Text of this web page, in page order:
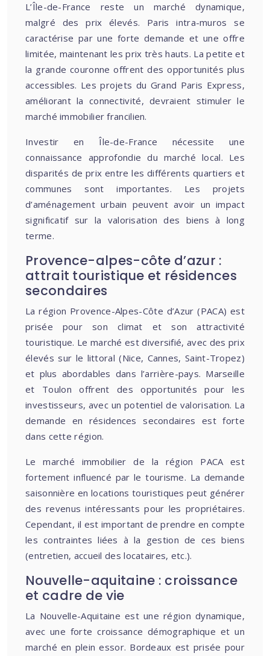
L’Île-de-France reste un marché dynamique,
malgré des prix élevés. Paris intra-muros se
caractérise par une forte demande et une offre
limitée, maintenant les prix très hauts. La petite et
la grande couronne offrent des opportunités plus
accessibles. Les projets du Grand Paris Express,
améliorant la connectivité, devraient stimuler le
marché immobilier francilien.
Investir en Île-de-France nécessite une
connaissance approfondie du marché local. Les
disparités de prix entre les différents quartiers et
communes sont importantes. Les projets
d’aménagement urbain peuvent avoir un impact
significatif sur la valorisation des biens à long
terme.
Provence-alpes-côte d’azur :
attrait touristique et résidences
secondaires
La région Provence-Alpes-Côte d’Azur (PACA) est
prisée pour son climat et son attractivité
touristique. Le marché est diversifié, avec des prix
élevés sur le littoral (Nice, Cannes, Saint-Tropez)
et plus abordables dans l’arrière-pays. Marseille
et Toulon offrent des opportunités pour les
investisseurs, avec un potentiel de valorisation. La
demande en résidences secondaires est forte
dans cette région.
Le marché immobilier de la région PACA est
fortement influencé par le tourisme. La demande
saisonnière en locations touristiques peut générer
des revenus intéressants pour les propriétaires.
Cependant, il est important de prendre en compte
les contraintes liées à la gestion de ces biens
(entretien, accueil des locataires, etc.).
Nouvelle-aquitaine : croissance
et cadre de vie
La Nouvelle-Aquitaine est une région dynamique,
avec une forte croissance démographique et un
marché en plein essor. Bordeaux est prisée pour